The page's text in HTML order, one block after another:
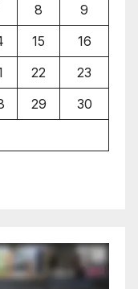
8
9
15
16
22
23
29
30